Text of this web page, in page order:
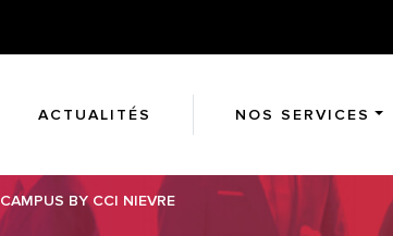
ACTUALITÉS NOS SERVICES
CAMPUS BY CCI NIEVRE